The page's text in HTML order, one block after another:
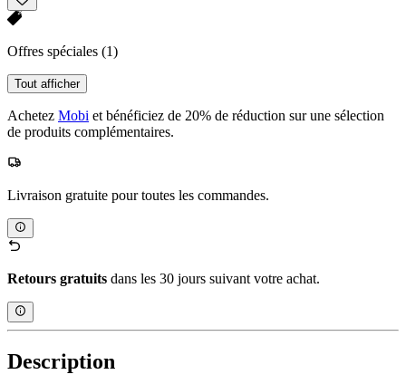
Offres spéciales (1)
Tout afficher
Achetez Mobi et bénéficiez de 20% de réduction sur une sélection
de produits complémentaires.
Livraison gratuite pour toutes les commandes.
Retours gratuits dans les 30 jours suivant votre achat.
Description